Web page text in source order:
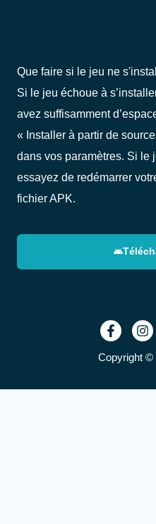
Que faire si le jeu ne
Si le jeu échoue à
avez suffisamment
« Installer à partir de
dans vos paramètres. Si le
essayez de redémarrer
fichier APK.
Copyright ©